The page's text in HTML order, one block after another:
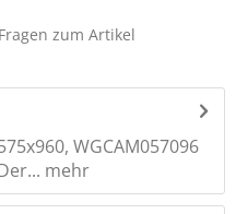
Fragen zum Artikel
WGCAM057096
mehr